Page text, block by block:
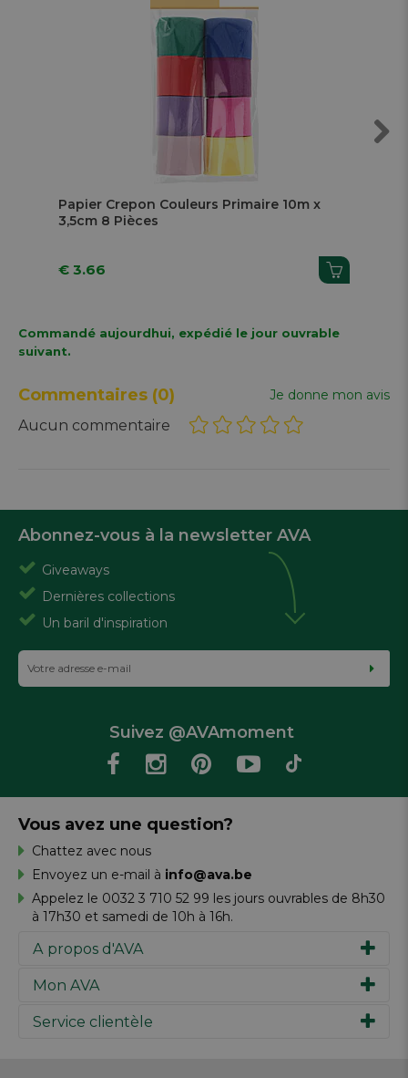
Papier Crepon Couleurs Primaire 10m x
3,5cm 8 Pièces
€ 3.66
Commandé aujourdhui, expédié le jour ouvrable
suivant.
Commentaires (0) Je donne mon avis
Aucun commentaire
Abonnez-vous à la newsletter AVA
Giveaways
Dernières collections
Un baril d'inspiration
Suivez @AVAmoment
A propos d'AVA
Notre histoire
Travailler chez AVA
Mon AVA
Inspiration
Service clientèle
Vous avez une question?
Chattez avec nous
Envoyez un e-mail à info@ava.be
Appelez le 0032 3 710 52 99 les jours ouvrables de 8h30
à 17h30 et samedi de 10h à 16h.